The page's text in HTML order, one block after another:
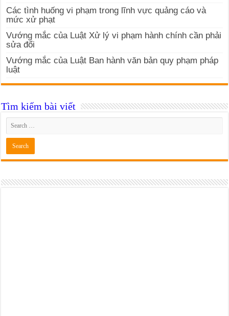
Các tình huống vi phạm trong lĩnh vực quảng cáo và
mức xử phạt
Vướng mắc của Luật Xử lý vi phạm hành chính cần phải
sửa đổi
Vướng mắc của Luật Ban hành văn bản quy phạm pháp
luật
Tìm kiếm bài viết